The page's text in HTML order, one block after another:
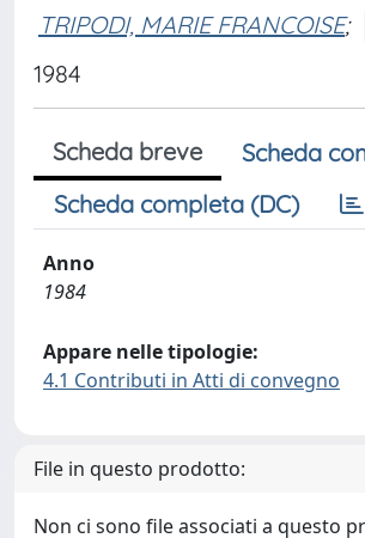
TRIPODI, MARIE FRANCOISE;
1984
Scheda breve
Scheda
Scheda completa (DC)
Anno
1984
Appare nelle tipologie:
4.1 Contributi in Atti di convegno
File in questo prodotto:
Non ci sono file associati a questo